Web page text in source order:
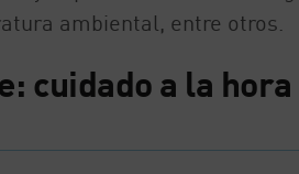
ambiental, entre otros.
cuidado a la